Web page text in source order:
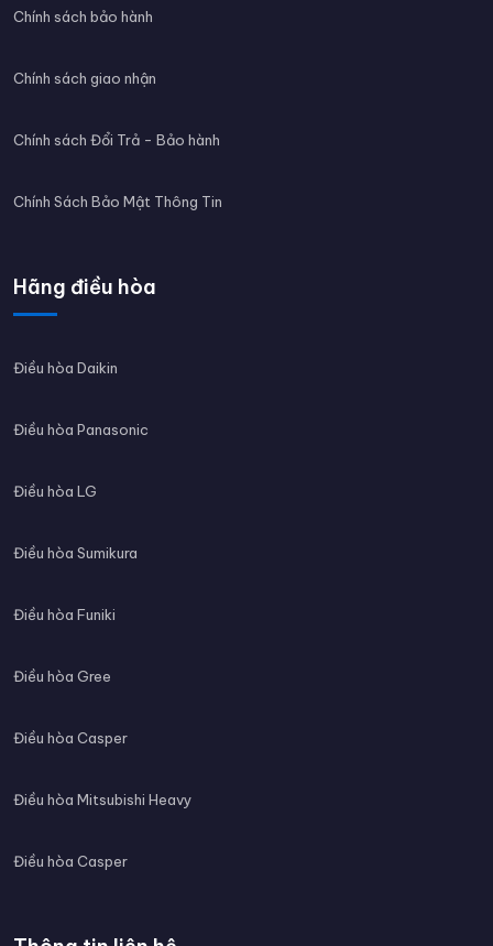
Chính sách bảo hành
Chính sách giao nhận
Chính sách Đổi Trả - Bảo hành
Chính Sách Bảo Mật Thông Tin
Hãng điều hòa
Điều hòa Daikin
Điều hòa Panasonic
Điều hòa LG
Điều hòa Sumikura
Điều hòa Funiki
Điều hòa Gree
Điều hòa Casper
Điều hòa Mitsubishi Heavy
Điều hòa Casper